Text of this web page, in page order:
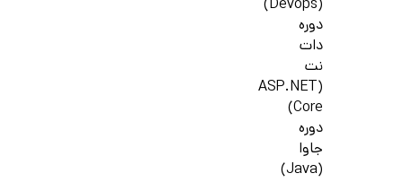
(Devops)
دوره
دات
نت
(ASP.NET
Core)
دوره
جاوا
(Java)